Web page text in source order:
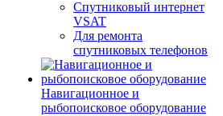
Спутниковый интернет
VSAT
Для ремонта
спутниковых телефонов
Навигационное и
рыбопоисковое оборудование